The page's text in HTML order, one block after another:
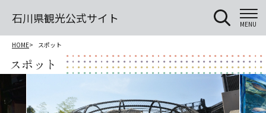
石川県観光公式サイト MENU
HOME スポット
スポット